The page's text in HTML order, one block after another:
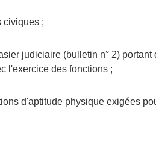
civiques ;
judiciaire (bulletin n° 2) portant
l'exercice des fonctions ;
d'aptitude physique exigées